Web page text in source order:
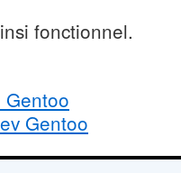
fonctionnel.
Gentoo